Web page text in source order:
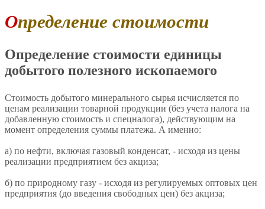
Определение стоимости
Определение стоимости единицы
добытого полезного ископаемого
Стоимость добытого минерального сырья исчисляется по
ценам реализации товарной продукции (без учета налога на
добавленную стоимость и спецналога), действующим на
момент определения суммы платежа. А именно:
а) по нефти, включая газовый конденсат, - исходя из цены
реализации предприятием без акциза;
б) по природному газу - исходя из регулируемых оптовых цен
предприятия (до введения свободных цен) без акциза;